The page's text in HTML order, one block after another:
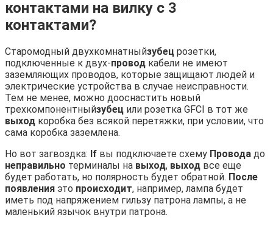
контактами на вилку с 3
контактами?
Старомодный двухкомнатныйзубец розетки,
подключенные к двух-провод кабели не имеют
заземляющих проводов, которые защищают людей и
электрические устройства в случае неисправности.
Тем не менее, можно дооснастить новый
трехкомпонентныйзубец или розетка GFCI в тот же
выход коробка без всякой перетяжки, при условии, что
сама коробка заземлена.
Но вот загвоздка: If вы подключаете схему Провода до
неправильно терминалы на выход, выход все еще
будет работать, но полярность будет обратной. После
появления это происходит, например, лампа будет
иметь под напряжением гильзу патрона лампы, а не
маленький язычок внутри патрона.